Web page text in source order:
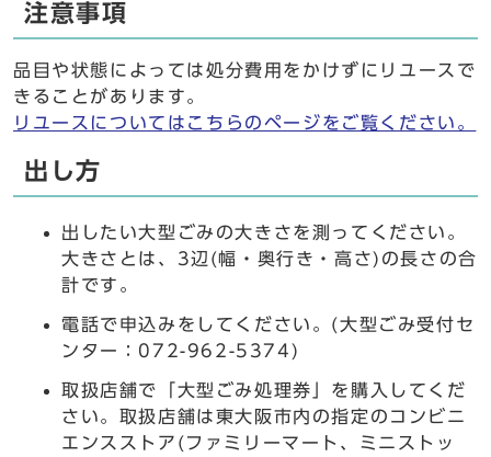
注意事項
品目や状態によっては処分費用をかけずにリユースで
きることがあります。
リユースについてはこちらのページをご覧ください。
出し方
出したい大型ごみの大きさを測ってください。
大きさとは、3辺(幅・奥行き・高さ)の長さの合
計です。
電話で申込みをしてください。(大型ごみ受付セ
ンター：072-962-5374)
取扱店舗で「大型ごみ処理券」を購入してくだ
さい。取扱店舗は東大阪市内の指定のコンビニ
エンスストア(ファミリーマート、ミニストッ